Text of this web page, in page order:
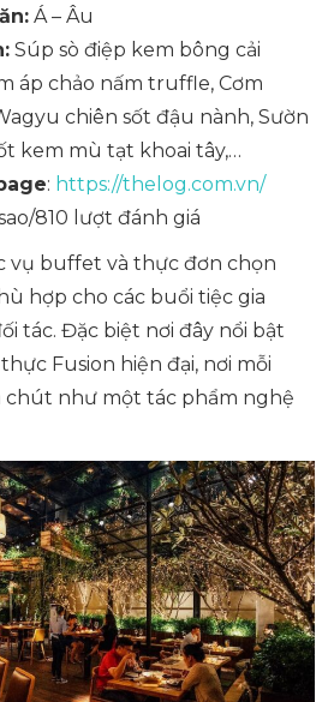
Á – Âu
Súp sò điệp kem bông cải
áp chảo nấm truffle, Cơm
chiên sốt đậu nành, Sườn
kem mù tạt khoai tây,…
: https://thelog.com.vn/
810 lượt đánh giá
vụ buffet và thực đơn chọn
hợp cho các buổi tiệc gia
tác. Đặc biệt nơi đây nổi bật
Fusion hiện đại, nơi mỗi
chút như một tác phẩm nghệ